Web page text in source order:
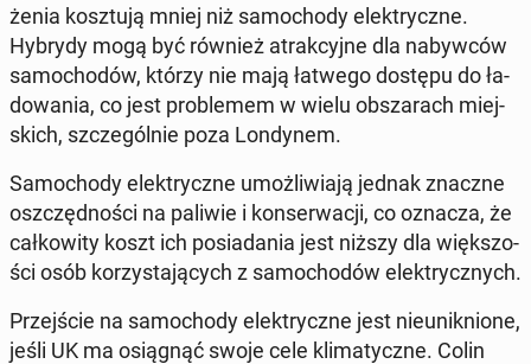
że­nia kosz­tu­ją mniej niż sa­mo­cho­dy elek­trycz­ne.
Hybrydy mogą być również atrak­cyj­ne dla na­byw­ców
sa­mo­cho­dów, którzy nie mają łatwego dostępu do ła­
do­wa­nia, co jest pro­ble­mem w wielu ob­sza­rach miej­
skich, szcze­gól­nie poza Lon­dy­nem.
Sa­mo­cho­dy elek­trycz­ne umoż­li­wia­ją jednak znaczne
oszczęd­no­ści na paliwie i kon­ser­wa­cji, co oznacza, że
cał­ko­wi­ty koszt ich po­sia­da­nia jest niższy dla więk­szo­
ści osób ko­rzy­sta­ją­cych z sa­mo­cho­dów elek­trycz­nych.
Przej­ście na sa­mo­cho­dy elek­trycz­ne jest nie­unik­nio­ne,
jeśli UK ma osią­gnąć swoje cele kli­ma­tycz­ne. Colin